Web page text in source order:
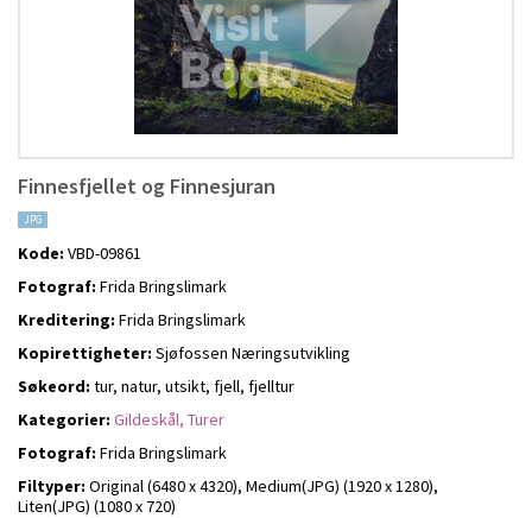
Finnesfjellet og Finnesjuran
JPG
Kode: VBD-09861
Fotograf: Frida Bringslimark
Kreditering: Frida Bringslimark
Kopirettigheter: Sjøfossen Næringsutvikling
Søkeord: tur, natur, utsikt, fjell, fjelltur
Kategorier: Gildeskål, Turer
Fotograf: Frida Bringslimark
Filtyper: Original (6480 x 4320), Medium(JPG) (1920 x 1280),
Liten(JPG) (1080 x 720)